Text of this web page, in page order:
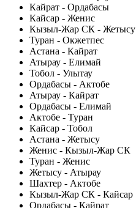
Кайрат - Ордабасы
Кайсар - Женис
Кызыл-Жар СК - Жетысу
Туран - Окжетпес
Астана - Кайрат
Атырау - Елимай
Тобол - Улытау
Ордабасы - Актобе
Атырау - Кайрат
Ордабасы - Елимай
Актобе - Туран
Кайсар - Тобол
Астана - Жетысу
Женис - Кызыл-Жар СК
Туран - Женис
Жетысу - Атырау
Шахтер - Актобе
Кызыл-Жар СК - Кайсар
Ордабасы - Кайрат